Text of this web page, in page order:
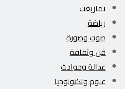
تمازيغت
رياضة
صوت وصورة
فن وثقافة
عدالة وحوادث
علوم وتكنولوجيا